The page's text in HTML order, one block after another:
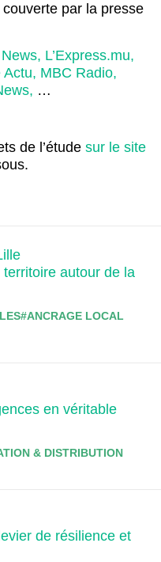
par la presse
L’Express.mu,
Actu, MBC Radio,
…
de l’étude sur le site
autour de la
#ANCRAGE LOCAL
en véritable
& DISTRIBUTION
de résilience et